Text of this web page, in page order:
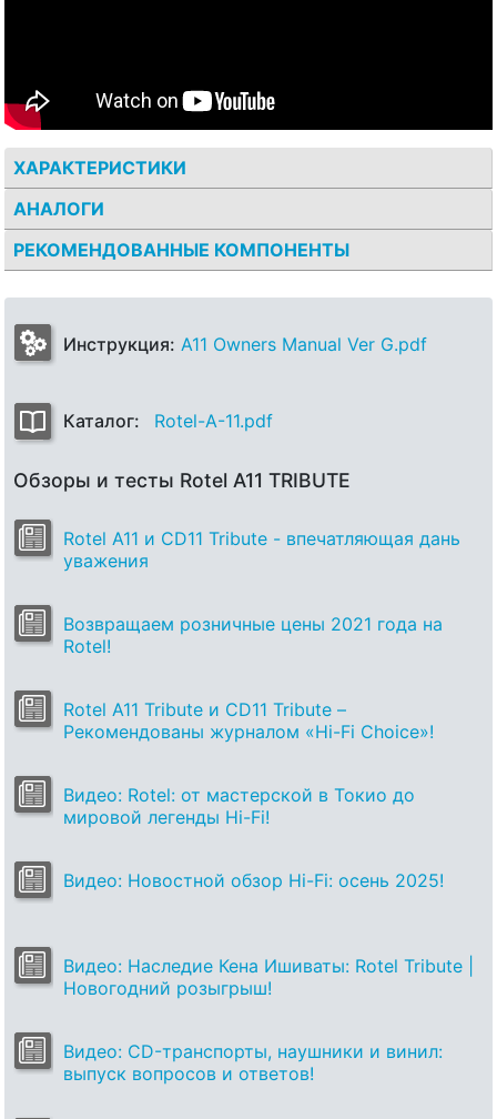
ХАРАКТЕРИСТИКИ
АНАЛОГИ
РЕКОМЕНДОВАННЫЕ КОМПОНЕНТЫ
Инструкция: A11 Owners Manual Ver G.pdf
Каталог: Rotel-A-11.pdf
Обзоры и тесты Rotel A11 TRIBUTE
Rotel A11 и CD11 Tribute - впечатляющая дань
уважения
Возвращаем розничные цены 2021 года на
Rotel!
Rotel A11 Tribute и CD11 Tribute –
Рекомендованы журналом «Hi-Fi Choice»!
Видео: Rotel: от мастерской в Токио до
мировой легенды Hi-Fi!
Видео: Новостной обзор Hi-Fi: осень 2025!
Видео: Наследие Кена Ишиваты: Rotel Tribute |
Новогодний розыгрыш!
Видео: CD-транспорты, наушники и винил:
выпуск вопросов и ответов!